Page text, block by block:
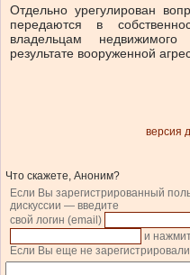
Отдельно урегулирован
передаются в
владельцам
результате вооруженной
версия
Что скажете, Аноним?
Если Вы зарегистрированный
дискуссии — введите
свой логин (email)
и
Если Вы еще не